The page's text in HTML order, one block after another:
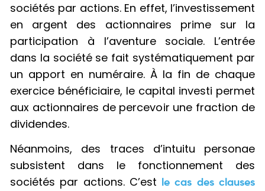
sociétés par actions. En effet, l’investissement
en argent des actionnaires prime sur la
participation à l’aventure sociale. L’entrée
dans la société se fait systématiquement par
un apport en numéraire. À la fin de chaque
exercice bénéficiaire, le capital investi permet
aux actionnaires de percevoir une fraction de
dividendes.
Néanmoins, des traces d’intuitu personae
subsistent dans le fonctionnement des
sociétés par actions. C’est
le cas des clauses